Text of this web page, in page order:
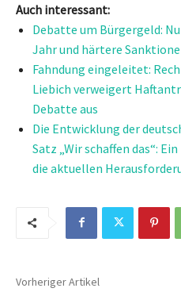
Auch interessant:
Debatte um Bürgergeld:
Jahr und härtere
Fahndung eingeleitet:
Liebich verweigert
Debatte aus
Die Entwicklung der
Satz „Wir schaffen das“:
die aktuellen
Vorheriger Artikel